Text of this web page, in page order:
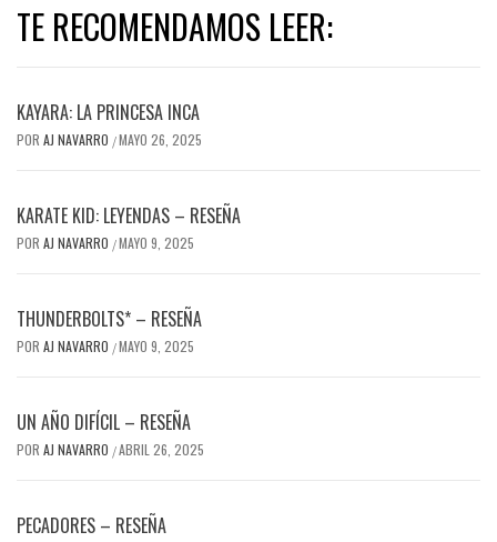
TE RECOMENDAMOS LEER:
KAYARA: LA PRINCESA INCA
POR AJ NAVARRO /MAYO 26, 2025
KARATE KID: LEYENDAS – RESEÑA
POR AJ NAVARRO /MAYO 9, 2025
THUNDERBOLTS* – RESEÑA
POR AJ NAVARRO /MAYO 9, 2025
UN AÑO DIFÍCIL – RESEÑA
POR AJ NAVARRO /ABRIL 26, 2025
PECADORES – RESEÑA